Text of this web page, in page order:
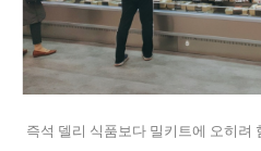
즉석 델리 식품보다 밀키트에 오히려